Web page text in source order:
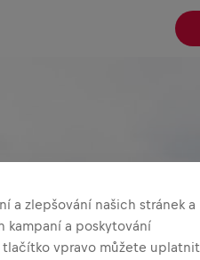
a zlepšování našich stránek a
kampaní a poskytování
tlačítko vpravo můžete uplatnit